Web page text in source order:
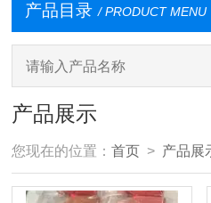
产品目录 / PRODUCT MENU
产品展示
您现在的位置：首页 > 产品展